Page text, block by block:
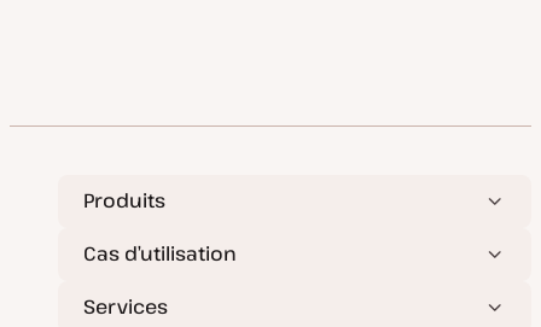
Produits
Cas d’utilisation
Services